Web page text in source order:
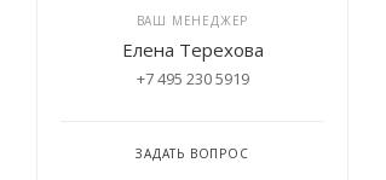
ВАШ МЕНЕДЖЕР
Елена Терехова
+7 495 230 5919
ЗАДАТЬ ВОПРОС